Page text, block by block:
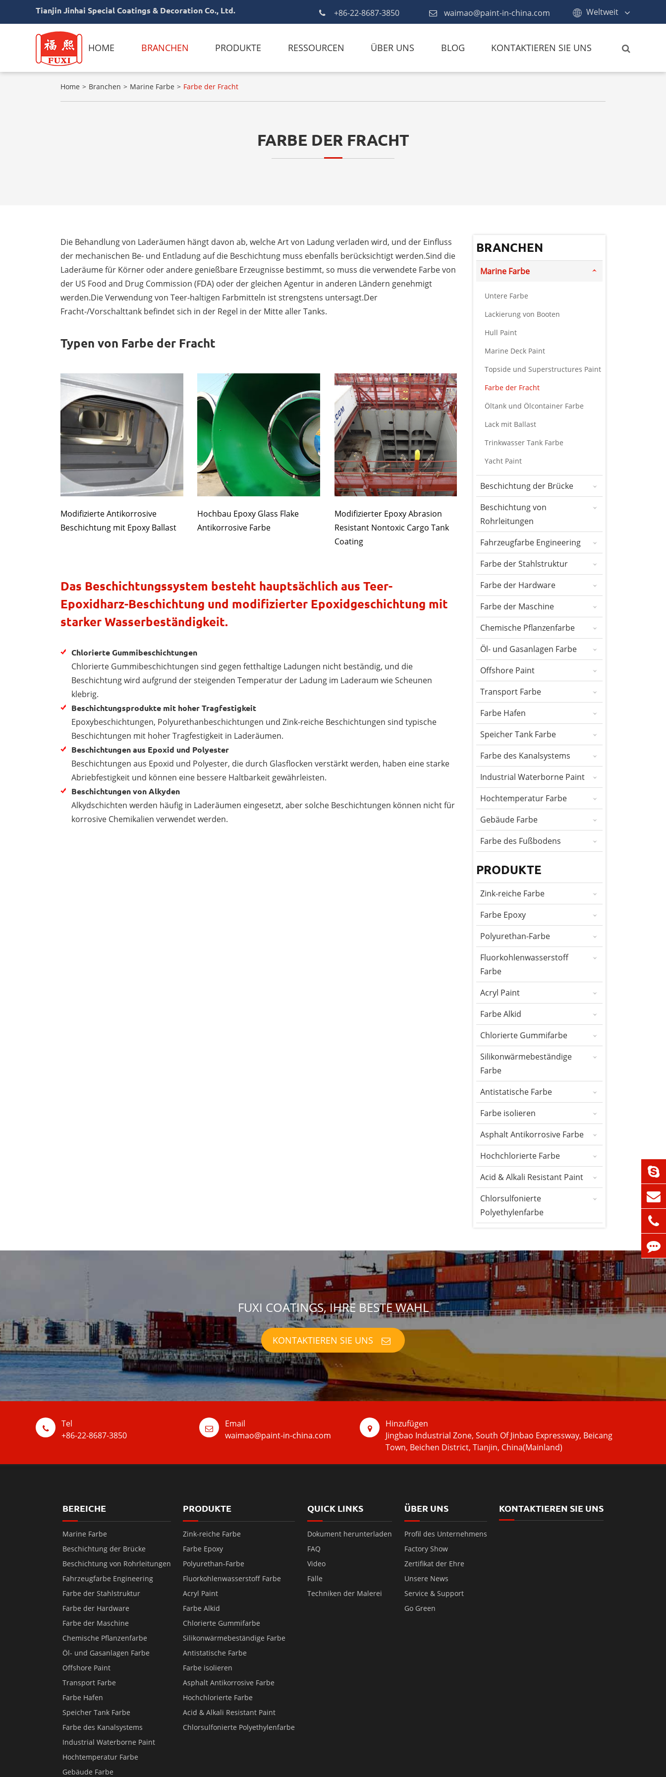
Tianjin Jinhai Special Coatings & Decoration Co., Ltd. +86-22-8687-3850 waimao@paint-in-china.com Weltweit
HOME BRANCHEN PRODUKTE RESSOURCEN ÜBER UNS BLOG KONTAKTIEREN SIE UNS
Home Branchen Marine Farbe Farbe der Fracht
FARBE DER FRACHT
Die Behandlung von Laderäumen hängt davon ab, welche Art von Ladung verladen wird, und der Einfluss
der mechanischen Be- und Entladung auf die Beschichtung muss ebenfalls berücksichtigt werden.Sind die
Laderäume für Körner oder andere genießbare Erzeugnisse bestimmt, so muss die verwendete Farbe von
der US Food and Drug Commission (FDA) oder der gleichen Agentur in anderen Ländern genehmigt
werden.Die Verwendung von Teer-haltigen Farbmitteln ist strengstens untersagt.Der
Fracht-/Vorschalttank befindet sich in der Regel in der Mitte aller Tanks.
Typen von Farbe der Fracht
Modifizierte Antikorrosive
Beschichtung mit Epoxy Ballast
Hochbau Epoxy Glass Flake
Antikorrosive Farbe
Modifizierter Epoxy Abrasion
Resistant Nontoxic Cargo Tank
Coating
Das Beschichtungssystem besteht hauptsächlich aus Teer-
Epoxidharz-Beschichtung und modifizierter Epoxidgeschichtung mit
starker Wasserbeständigkeit.
Chlorierte Gummibeschichtungen
Chlorierte Gummibeschichtungen sind gegen fetthaltige Ladungen nicht beständig, und die
Beschichtung wird aufgrund der steigenden Temperatur der Ladung im Laderaum wie Scheunen
klebrig.
Beschichtungsprodukte mit hoher Tragfestigkeit
Epoxybeschichtungen, Polyurethanbeschichtungen und Zink-reiche Beschichtungen sind typische
Beschichtungen mit hoher Tragfestigkeit in Laderäumen.
Beschichtungen aus Epoxid und Polyester
Beschichtungen aus Epoxid und Polyester, die durch Glasflocken verstärkt werden, haben eine starke
Abriebfestigkeit und können eine bessere Haltbarkeit gewährleisten.
Beschichtungen von Alkyden
Alkydschichten werden häufig in Laderäumen eingesetzt, aber solche Beschichtungen können nicht für
korrosive Chemikalien verwendet werden.
BRANCHEN
Marine Farbe
Untere Farbe
Lackierung von Booten
Hull Paint
Marine Deck Paint
Topside und Superstructures Paint
Farbe der Fracht
Öltank und Ölcontainer Farbe
Lack mit Ballast
Trinkwasser Tank Farbe
Yacht Paint
Beschichtung der Brücke
Beschichtung von
Rohrleitungen
Fahrzeugfarbe Engineering
Farbe der Stahlstruktur
Farbe der Hardware
Farbe der Maschine
Chemische Pflanzenfarbe
Öl- und Gasanlagen Farbe
Offshore Paint
Transport Farbe
Farbe Hafen
Speicher Tank Farbe
Farbe des Kanalsystems
Industrial Waterborne Paint
Hochtemperatur Farbe
Gebäude Farbe
Farbe des Fußbodens
PRODUKTE
Zink-reiche Farbe
Farbe Epoxy
Polyurethan-Farbe
Fluorkohlenwasserstoff
Farbe
Acryl Paint
Farbe Alkid
Chlorierte Gummifarbe
Silikonwärmebeständige
Farbe
Antistatische Farbe
Farbe isolieren
Asphalt Antikorrosive Farbe
Hochchlorierte Farbe
Acid & Alkali Resistant Paint
Chlorsulfonierte
Polyethylenfarbe
FUXI COATINGS, IHRE BESTE WAHL
KONTAKTIEREN SIE UNS
Tel
+86-22-8687-3850
Email
waimao@paint-in-china.com
Hinzufügen
Jingbao Industrial Zone, South Of Jinbao Expressway, Beicang
Town, Beichen District, Tianjin, China(Mainland)
BEREICHE
Marine Farbe
Beschichtung der Brücke
Beschichtung von Rohrleitungen
Fahrzeugfarbe Engineering
Farbe der Stahlstruktur
Farbe der Hardware
Farbe der Maschine
Chemische Pflanzenfarbe
Öl- und Gasanlagen Farbe
Offshore Paint
Transport Farbe
Farbe Hafen
Speicher Tank Farbe
Farbe des Kanalsystems
Industrial Waterborne Paint
Hochtemperatur Farbe
Gebäude Farbe
PRODUKTE
Zink-reiche Farbe
Farbe Epoxy
Polyurethan-Farbe
Fluorkohlenwasserstoff Farbe
Acryl Paint
Farbe Alkid
Chlorierte Gummifarbe
Silikonwärmebeständige Farbe
Antistatische Farbe
Farbe isolieren
Asphalt Antikorrosive Farbe
Hochchlorierte Farbe
Acid & Alkali Resistant Paint
Chlorsulfonierte Polyethylenfarbe
QUICK LINKS
Dokument herunterladen
FAQ
Video
Fälle
Techniken der Malerei
ÜBER UNS
Profil des Unternehmens
Factory Show
Zertifikat der Ehre
Unsere News
Service & Support
Go Green
KONTAKTIEREN SIE UNS